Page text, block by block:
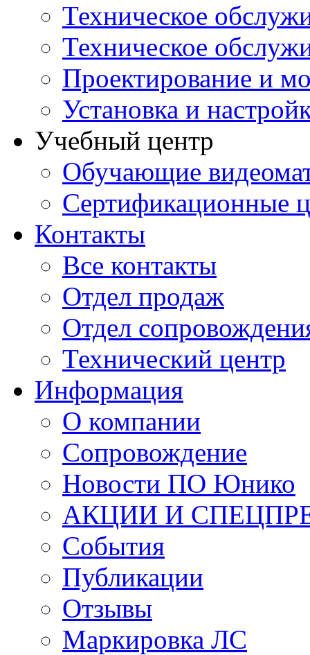
Техническое
Техническое
Проектирование и
Установка и
Учебный центр
Обучающие
Сертификационные
Контакты
Все контакты
Отдел продаж
Отдел
Технический центр
Информация
О компании
Сопровождение
Новости ПО Юнико
АКЦИИ И
События
Публикации
Отзывы
Маркировка ЛС